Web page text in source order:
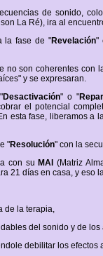
de sonido,
La Ré), ira al
la fase de "Revelación"
no son coherentes con
y se expresaran.
Desactivación" o "
el potencial
esta fase, liberamos a
"Resolución" con la
con su MAI (Matriz
21 días en casa, y eso
de la terapia,
del sonido y de
debilitar los efectos